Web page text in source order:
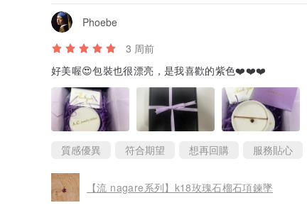
Phoebe
3 周前
好美喔😍包裝也很漂亮，是我喜歡的紫色❤️❤️❤️
質感優異 符合期望 想再回購 服務貼心
【流 nagare系列】k18玫瑰石榴石項鍊墜